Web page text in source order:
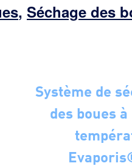
, Séchage des
Système de
des boues